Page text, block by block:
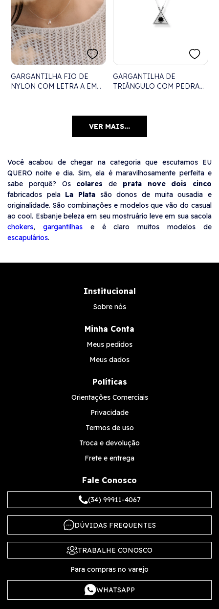
GARGANTILHA FIO DE
NYLON COM LETRA A EM
GARGANTILHA DE
TRIÂNGULO COM PEDRA
VER MAIS...
Você acabou de chegar na categoria que escutamos EU
QUERO noite e dia. Sim, ela é maravilhosamente perfeita e
sabe porquê? Os colares de prata nove dois cinco
fabricados pela La Plata são donos de muita ousadia e
originalidade. São combinações e modelos que vão do casual
ao cool. Esbanje beleza em seu mostruário leve em sua sacola
chokers, gargantilhase é claro muitos modelos de
escapulários.
Institucional
Sobre nós
Minha Conta
Meus pedidos
Meus dados
Políticas
Orientações Comerciais
Privacidade
Termos de uso
Troca e devolução
Frete e entrega
Fale Conosco
(34) 99911-4067
DÚVIDAS FREQUENTES
TRABALHE CONOSCO
Para compras no varejo
WHATSAPP